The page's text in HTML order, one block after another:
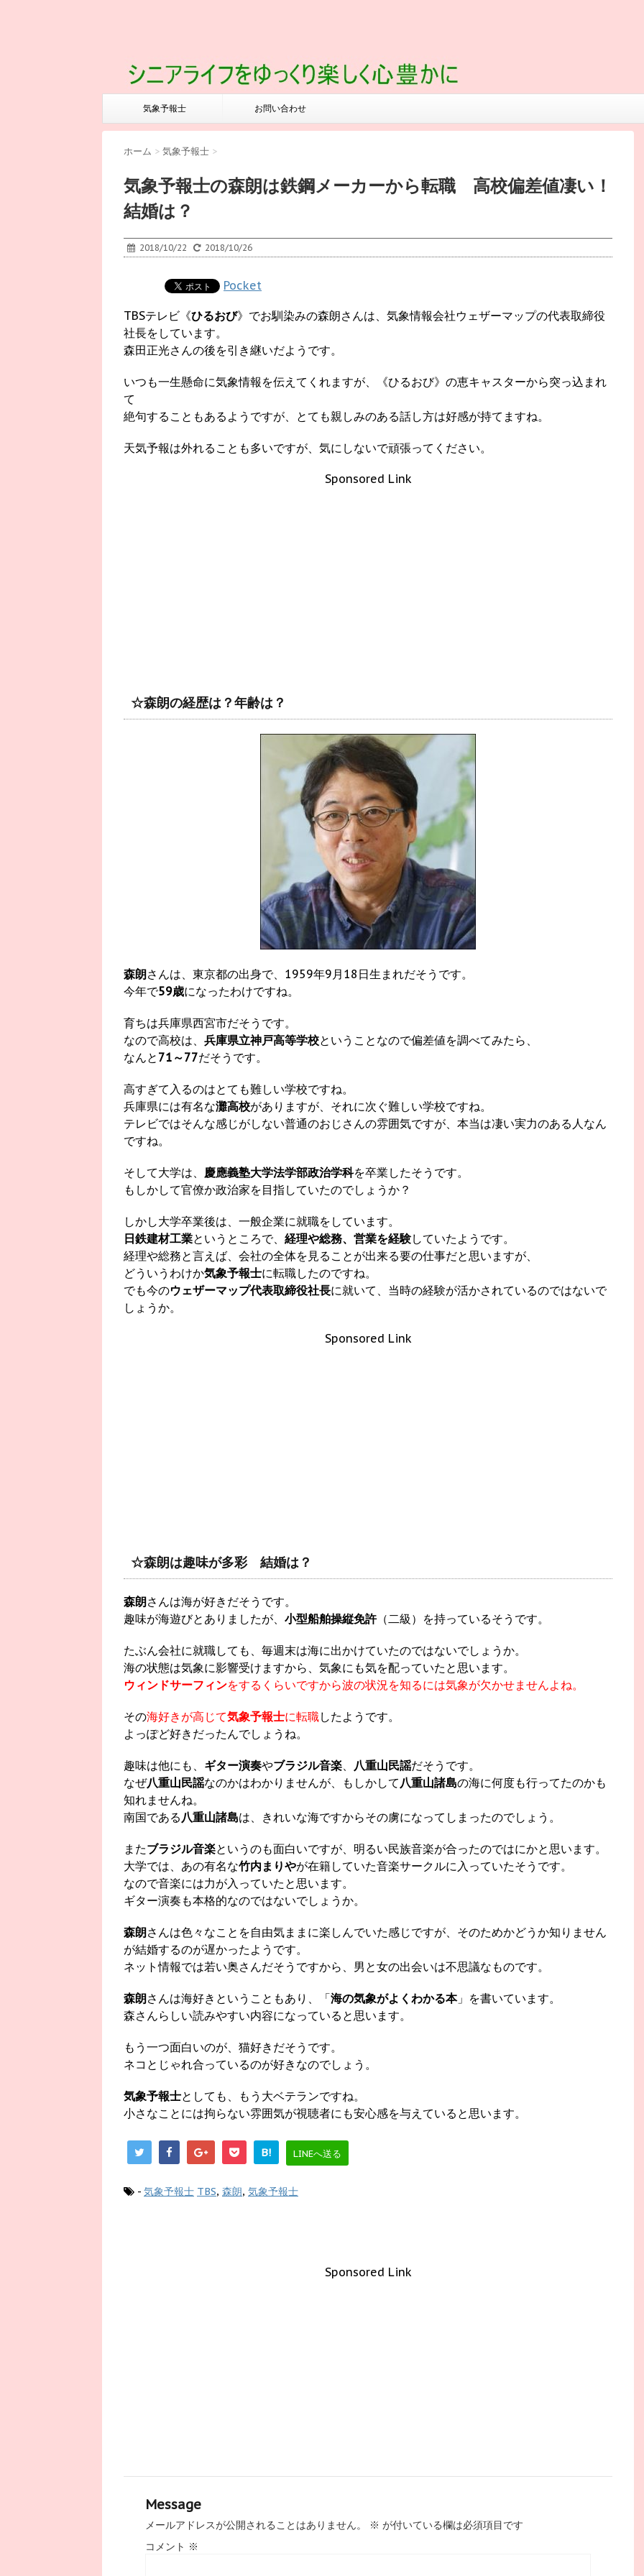
気象予報士 お問い合わせ
ホーム > 気象予報士 >
気象予報士の森朗は鉄鋼メーカーから転職 高校偏差値凄い！
結婚は？
2018/10/22 2018/10/26
Pocket
TBSテレビ《ひるおび》でお馴染みの森朗さんは、気象情報会社ウェザーマップの代表取締役
社長をしています。
森田正光さんの後を引き継いだようです。
いつも一生懸命に気象情報を伝えてくれますが、《ひるおび》の恵キャスターから突っ込まれ
て
絶句することもあるようですが、とても親しみのある話し方は好感が持てますね。
天気予報は外れることも多いですが、気にしないで頑張ってください。
Sponsored Link
☆森朗の経歴は？年齢は？
森朗さんは、東京都の出身で、1959年9月18日生まれだそうです。
今年で59歳になったわけですね。
育ちは兵庫県西宮市だそうです。
なので高校は、 兵庫県立神戸高等学校ということなので偏差値を調べてみたら、
なんと 71～77だそうです。
高すぎて入るのはとても難しい学校ですね。
兵庫県には有名な灘高校がありますが、それに次ぐ難しい学校ですね。
テレビではそんな感じがしない普通のおじさんの雰囲気ですが、本当は凄い実力のある人なん
ですね。
そして大学は、 慶應義塾大学法学部政治学科を卒業したそうです。
もしかして官僚か政治家を目指していたのでしょうか？
しかし大学卒業後は、一般企業に就職をしています。
日鉄建材工業というところで、 経理や総務、営業を経験していたようです。
経理や総務と言えば、会社の全体を見ることが出来る要の仕事だと思いますが、
どういうわけか気象予報士に転職したのですね。
でも今のウェザーマップ代表取締役社長に就いて、当時の経験が活かされているのではないで
しょうか。
Sponsored Link
☆森朗は趣味が多彩 結婚は？
森朗さんは海が好きだそうです。
趣味が海遊びとありましたが、 小型船舶操縦免許（二級）を持っているそうです。
たぶん会社に就職しても、毎週末は海に出かけていたのではないでしょうか。
海の状態は気象に影響受けますから、気象にも気を配っていたと思います。
ウィンドサーフィンをするくらいですから波の状況を知るには気象が欠かせませんよね。
その海好きが高じて気象予報士に転職したようです。
よっぽど好きだったんでしょうね。
趣味は他にも、 ギター演奏やブラジル音楽、 八重山民謡だそうです。
なぜ八重山民謡なのかはわかりませんが、もしかして八重山諸島の海に何度も行ってたのかも
知れませんね。
南国である八重山諸島は、きれいな海ですからその虜になってしまったのでしょう。
またブラジル音楽というのも面白いですが、明るい民族音楽が合ったのではにかと思います。
大学では、あの有名な竹内まりやが在籍していた音楽サークルに入っていたそうです。
なので音楽には力が入っていたと思います。
ギター演奏も本格的なのではないでしょうか。
森朗さんは色々なことを自由気ままに楽しんでいた感じですが、そのためかどうか知りません
が結婚するのが遅かったようです。
ネット情報では若い奥さんだそうですから、男と女の出会いは不思議なものです。
森朗さんは海好きということもあり、「海の気象がよくわかる本」を書いています。
森さんらしい読みやすい内容になっていると思います。
もう一つ面白いのが、猫好きだそうです。
ネコとじゃれ合っているのが好きなのでしょう。
気象予報士としても、もう大ベテランですね。
小さなことには拘らない雰囲気が視聴者にも安心感を与えていると思います。
B! LINEへ送る
- 気象予報士 TBS, 森朗, 気象予報士
Sponsored Link
Message
メールアドレスが公開されることはありません。 ※ が付いている欄は必須項目です
コメント ※